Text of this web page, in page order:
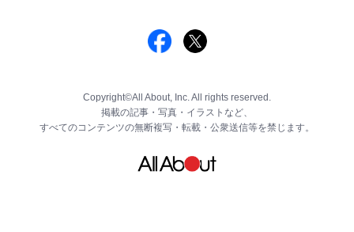
Copyright©All About, Inc. All rights reserved.
掲載の記事・写真・イラストなど、
すべてのコンテンツの無断複写・転載・公衆送信等を禁じます。